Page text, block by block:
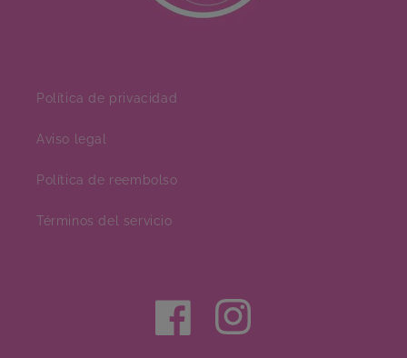
Política de privacidad
Aviso legal
Política de reembolso
Términos del servicio
FacebookInstagram